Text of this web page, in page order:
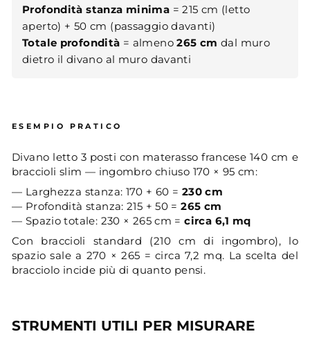
Profondità stanza minima = 215 cm (letto
aperto) + 50 cm (passaggio davanti)
Totale profondità = almeno265 cm dal muro
dietro il divano al muro davanti
ESEMPIO PRATICO
Divano letto 3 posti con materasso francese 140 cm e
braccioli slim — ingombro chiuso 170 × 95 cm:
— Larghezza stanza: 170 + 60 = 230 cm
— Profondità stanza: 215 + 50 =265 cm
— Spazio totale: 230 × 265 cm =circa 6,1 mq
Con braccioli standard (210 cm di ingombro), lo
spazio sale a 270 × 265 = circa 7,2 mq. La scelta del
bracciolo incide più di quanto pensi.
STRUMENTI UTILI PER MISURARE